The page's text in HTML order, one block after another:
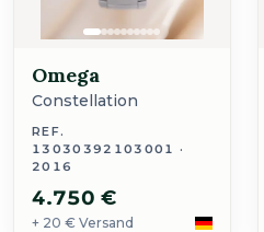
Omega
Constellation
REF.
13030392103001 ·
2016
4.750 €
+ 20 € Versand